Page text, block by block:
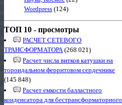
Wordpress (124)
ТОП 10 - просмотры
РАСЧЕТ СЕТЕВОГО
ТРАНСФОРМАТОРА(268 021)
Расчет числа витков катушки на
тороидальном ферритовом сердечнике
(145 848)
Расчет емкости балластного
конденсатора для бестрансформаторного